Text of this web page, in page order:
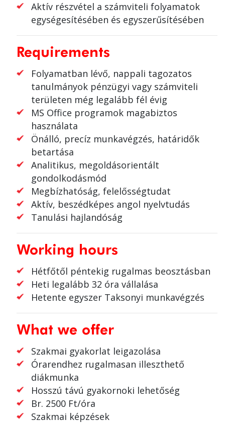
Aktív részvétel a számviteli folyamatok
egységesítésében és egyszerűsítésében
Requirements
Folyamatban lévő, nappali tagozatos
tanulmányok pénzügyi vagy számviteli
területen még legalább fél évig
MS Office programok magabiztos
használata
Önálló, precíz munkavégzés, határidők
betartása
Analitikus, megoldásorientált
gondolkodásmód
Megbízhatóság, felelősségtudat
Aktív, beszédképes angol nyelvtudás
Tanulási hajlandóság
Working hours
Hétfőtől péntekig rugalmas beosztásban
Heti legalább 32 óra vállalása
Hetente egyszer Taksonyi munkavégzés
What we offer
Szakmai gyakorlat leigazolása
Órarendhez rugalmasan illeszthető
diákmunka
Hosszú távú gyakornoki lehetőség
Br. 2500 Ft/óra
Szakmai képzések